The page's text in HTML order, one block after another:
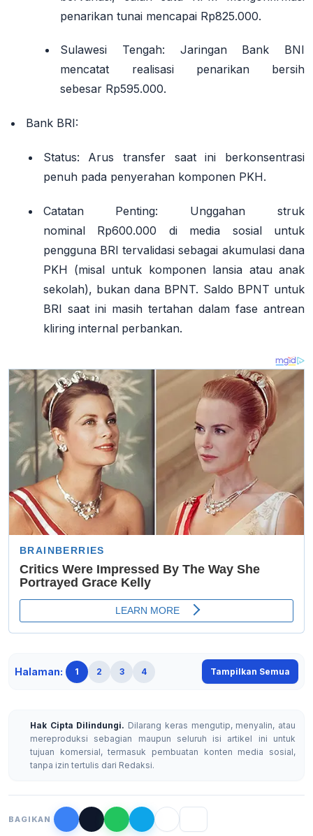
penarikan tunai mencapai Rp825.000.
Sulawesi Tengah: Jaringan Bank BNI
mencatat realisasi penarikan bersih
sebesar Rp595.000.
Bank BRI:
Status: Arus transfer saat ini berkonsentrasi
penuh pada penyerahan komponen PKH.
Catatan Penting: Unggahan struk
nominal Rp600.000 di media sosial untuk
pengguna BRI tervalidasi sebagai akumulasi dana
PKH (misal untuk komponen lansia atau anak
sekolah), bukan dana BPNT. Saldo BPNT untuk
BRI saat ini masih tertahan dalam fase antrean
kliring internal perbankan.
Halaman: 1 2 3 4 Tampilkan Semua
Hak Cipta Dilindungi. Dilarang keras mengutip, menyalin, atau
mereproduksi sebagian maupun seluruh isi artikel ini untuk
tujuan komersial, termasuk pembuatan konten media sosial,
tanpa izin tertulis dari Redaksi.
BAGIKAN